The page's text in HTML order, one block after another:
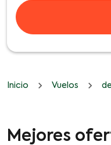
Inicio Vuelos
Mejores